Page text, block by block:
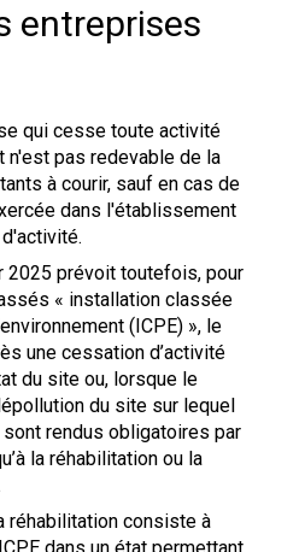
entreprises
qui cesse toute activité
n'est pas redevable de la
à courir, sauf en cas de
dans l'établissement
2025 prévoit toutefois, pour
« installation classée
(ICPE) », le
une cessation d’activité
du site ou, lorsque le
du site sur lequel
rendus obligatoires par
la réhabilitation ou la
réhabilitation consiste à
dans un état permettant